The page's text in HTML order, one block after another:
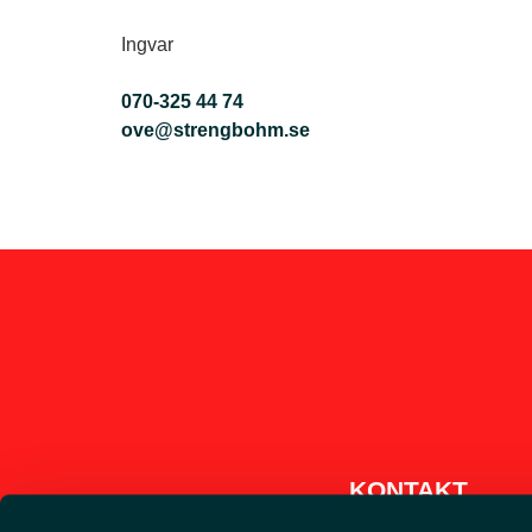
Ingvar
070-325 44 74
ove@strengbohm.se
KONTAKT